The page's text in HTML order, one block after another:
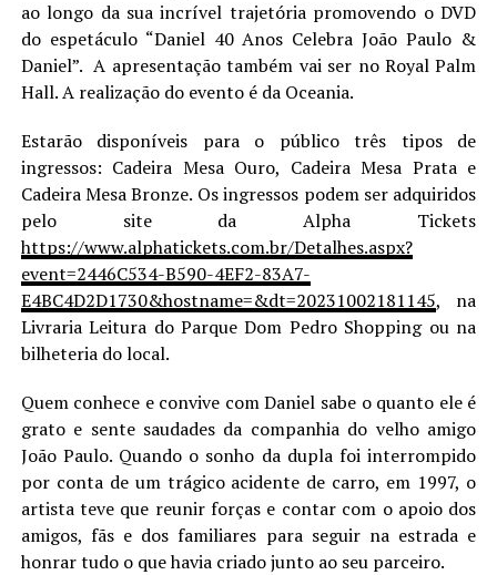
ao longo da sua incrível trajetória promovendo o DVD
do espetáculo “Daniel 40 Anos Celebra João Paulo &
Daniel”. A apresentação também vai ser no Royal Palm
Hall. A realização do evento é da Oceania.
Estarão disponíveis para o público três tipos de
ingressos: Cadeira Mesa Ouro, Cadeira Mesa Prata e
Cadeira Mesa Bronze. Os ingressos podem ser adquiridos
pelo site da Alpha Tickets
https://www.alphatickets.com.br/Detalhes.aspx?
event=2446C534-B590-4EF2-83A7-
E4BC4D2D1730&hostname=&dt=20231002181145, na
Livraria Leitura do Parque Dom Pedro Shopping ou na
bilheteria do local.
Quem conhece e convive com Daniel sabe o quanto ele é
grato e sente saudades da companhia do velho amigo
João Paulo. Quando o sonho da dupla foi interrompido
por conta de um trágico acidente de carro, em 1997, o
artista teve que reunir forças e contar com o apoio dos
amigos, fãs e dos familiares para seguir na estrada e
honrar tudo o que havia criado junto ao seu parceiro.